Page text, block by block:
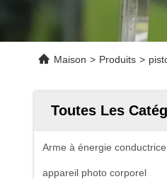
Maison > Produits >
Toutes Les
Arme à énergie conductrice
appareil photo corporel